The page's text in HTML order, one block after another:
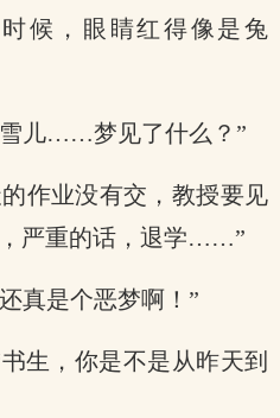
候，眼睛红得像是兔
儿……梦见了什么？”
作业没有交，教授要见
严重的话，退学……”
真是个恶梦啊！”
生，你是不是从昨天到